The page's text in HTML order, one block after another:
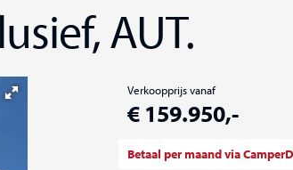
AUT.
Verkoopprijs vanaf
€ 159.950,-
Betaal per maand via